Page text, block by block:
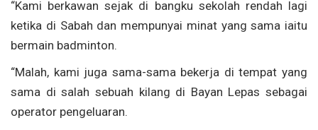
“Kami berkawan sejak di bangku sekolah rendah lagi
ketika di Sabah dan mempunyai minat yang sama iaitu
bermain badminton.
“Malah, kami juga sama-sama bekerja di tempat yang
sama di salah sebuah kilang di Bayan Lepas sebagai
operator pengeluaran.